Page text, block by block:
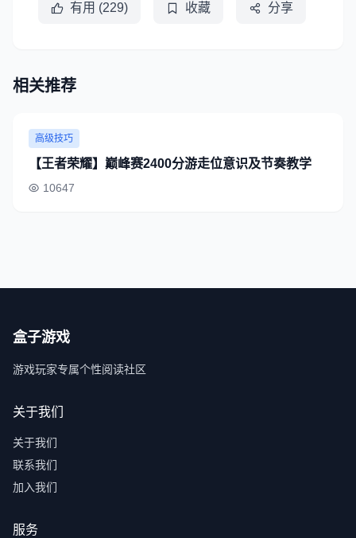
有用 (229) 收藏 分享
相关推荐
高级技巧
【王者荣耀】巅峰赛2400分游走位意识及节奏教学
10647
盒子游戏
游戏玩家专属个性阅读社区
关于我们
关于我们
联系我们
加入我们
服务